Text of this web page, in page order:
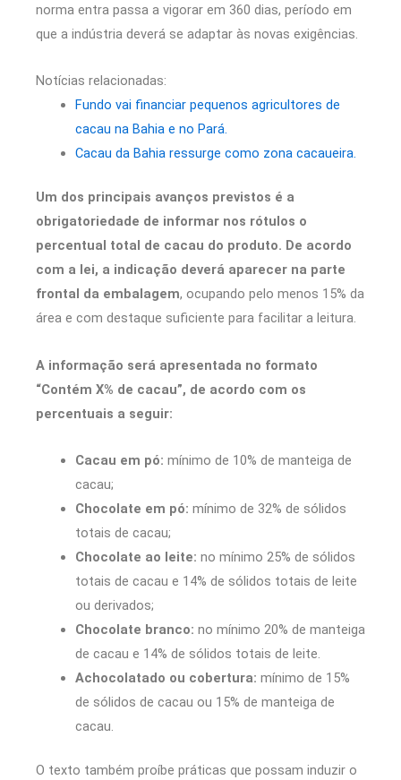
norma entra passa a vigorar em 360 dias, período em
que a indústria deverá se adaptar às novas exigências.
Notícias relacionadas:
Fundo vai financiar pequenos agricultores de
cacau na Bahia e no Pará.
Cacau da Bahia ressurge como zona cacaueira.
Um dos principais avanços previstos é a
obrigatoriedade de informar nos rótulos o
percentual total de cacau do produto. De acordo
com a lei, a indicação deverá aparecer na parte
frontal da embalagem, ocupando pelo menos 15% da
área e com destaque suficiente para facilitar a leitura.
A informação será apresentada no formato
“Contém X% de cacau”, de acordo com os
percentuais a seguir:
Cacau em pó: mínimo de 10% de manteiga de
cacau;
Chocolate em pó: mínimo de 32% de sólidos
totais de cacau;
Chocolate ao leite: no mínimo 25% de sólidos
totais de cacau e 14% de sólidos totais de leite
ou derivados;
Chocolate branco: no mínimo 20% de manteiga
de cacau e 14% de sólidos totais de leite.
Achocolatado ou cobertura: mínimo de 15%
de sólidos de cacau ou 15% de manteiga de
cacau.
O texto também proíbe práticas que possam induzir o